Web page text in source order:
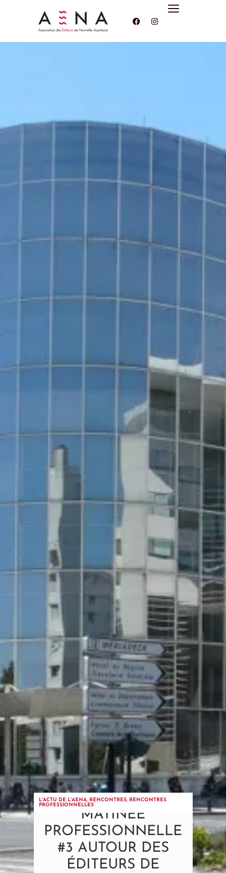
L'ACTU DE L'AENA, RENCONTRES, RENCONTRES
PROFESSIONNELLES
MATINÉE
PROFESSIONNELLE
#3 AUTOUR DES
ÉDITEURS DE